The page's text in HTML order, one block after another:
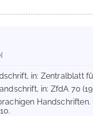
]
in: Zentralblatt
in: ZfdA 70